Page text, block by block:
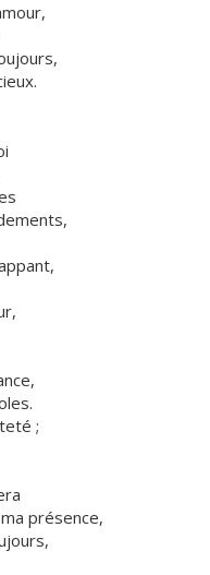
;
présence,